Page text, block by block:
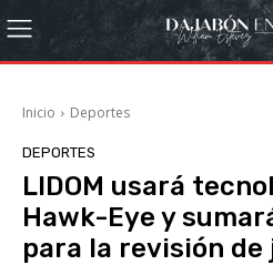
Inicio Deportes
DEPORTES
LIDOM usará
Hawk-Eye y
para la revisión de